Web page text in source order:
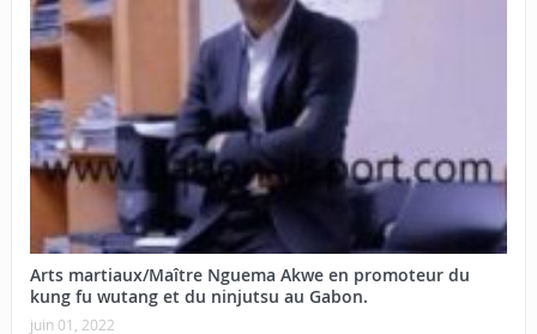
Arts martiaux/Maître Nguema Akwe en promoteur du
kung fu wutang et du ninjutsu au Gabon.
juin 01, 2022